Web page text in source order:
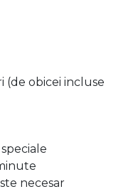
(de obicei incluse
necesar